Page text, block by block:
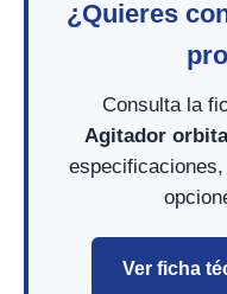
¿Quieres
Consulta la
Agitador
Ver ficha